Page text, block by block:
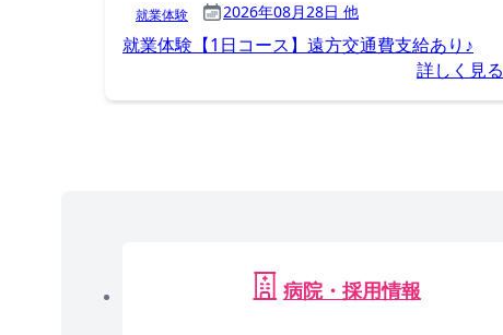
就業体験 2026年08月28日 他
就業体験【1日コース】遠方交通費支給あり♪
詳しく見る
病院・採用情報